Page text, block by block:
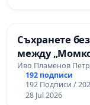
Съхранете
между
Иво Пламенов
192 подписи
192 Подписи /
28 Jul 2026